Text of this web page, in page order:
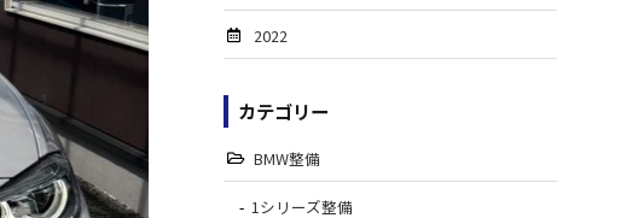
2022
カテゴリー
BMW整備
1シリーズ整備